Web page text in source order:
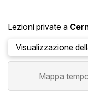
Lezioni private a
Visualizzazione
Mappa